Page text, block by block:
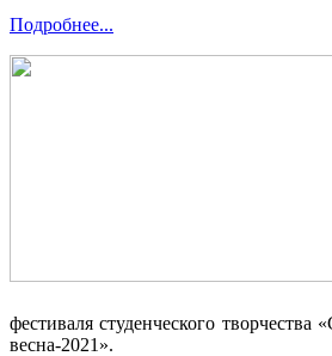
Подробнее...
фестиваля студенческого творчества
весна-2021».